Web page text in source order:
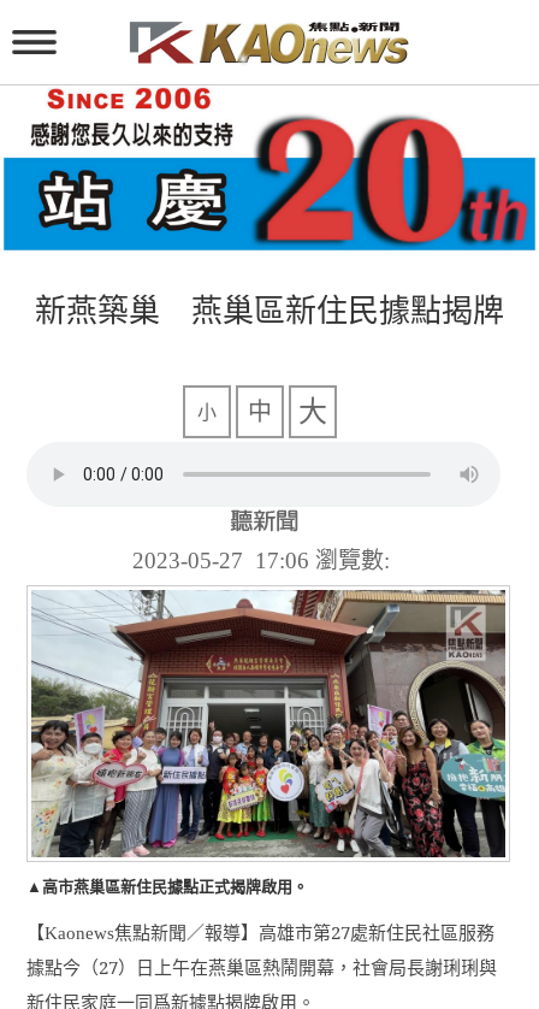
新燕築巢 燕巢區新住民據點揭牌
小 中 大
2023-05-27 17:06 瀏覽數:
▲高市燕巢區新住民據點正式揭牌啟用。
【Kaonews焦點新聞／報導】高雄市第27處新住民社區服務
據點今（27）日上午在燕巢區熱鬧開幕，社會局長謝琍琍與
新住民家庭一同爲新據點揭牌啟用。